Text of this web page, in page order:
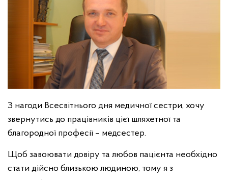
З нагоди Всесвітнього дня медичної сестри, хочу
звернутись до працівників цієї шляхетної та
благородної професії – медсестер.
Щоб завоювати довіру та любов пацієнта необхідно
стати дійсно близькою людиною, тому я з